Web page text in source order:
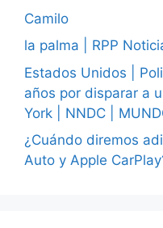
Camilo
la palma | RPP
Estados Unidos |
años por disparar a
York | NNDC |
¿Cuándo diremos
Auto y Apple